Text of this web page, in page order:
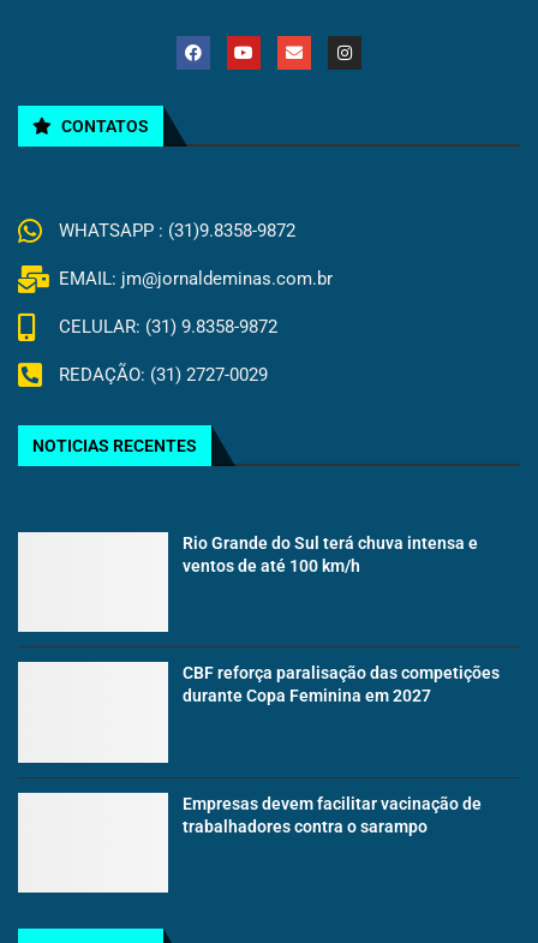
CONTATOS
WHATSAPP : (31)9.8358-9872
EMAIL: jm@jornaldeminas.com.br
CELULAR: (31) 9.8358-9872
REDAÇÃO: (31) 2727-0029
NOTICIAS RECENTES
Rio Grande do Sul terá chuva intensa e
ventos de até 100 km/h
CBF reforça paralisação das competições
durante Copa Feminina em 2027
Empresas devem facilitar vacinação de
trabalhadores contra o sarampo